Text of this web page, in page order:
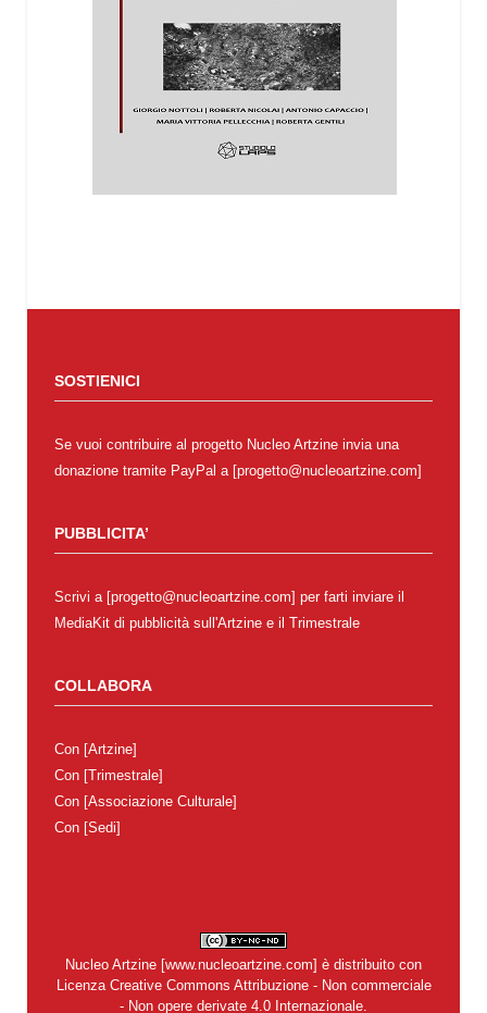
SOSTIENICI
Se vuoi contribuire al progetto Nucleo Artzine invia una
donazione tramite PayPal a [progetto@nucleoartzine.com]
PUBBLICITA’
Scrivi a [progetto@nucleoartzine.com] per farti inviare il
MediaKit di pubblicità sull'Artzine e il Trimestrale
COLLABORA
Con [Artzine]
Con [Trimestrale]
Con [Associazione Culturale]
Con [Sedi]
Nucleo Artzine [www.nucleoartzine.com] è distribuito con
Licenza Creative Commons Attribuzione - Non commerciale
- Non opere derivate 4.0 Internazionale.